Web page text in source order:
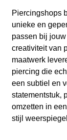
Piercingshops
unieke en
passen bij
creativiteit van
maatwerk
piercing die
een subtiel en
statementstuk,
omzetten in
stijl